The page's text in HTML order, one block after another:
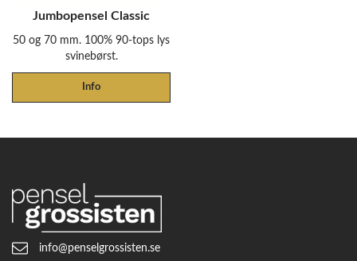
Jumbopensel Classic
50 og 70 mm. 100% 90-tops lys
svinebørst.
Info
info@penselgrossisten.se